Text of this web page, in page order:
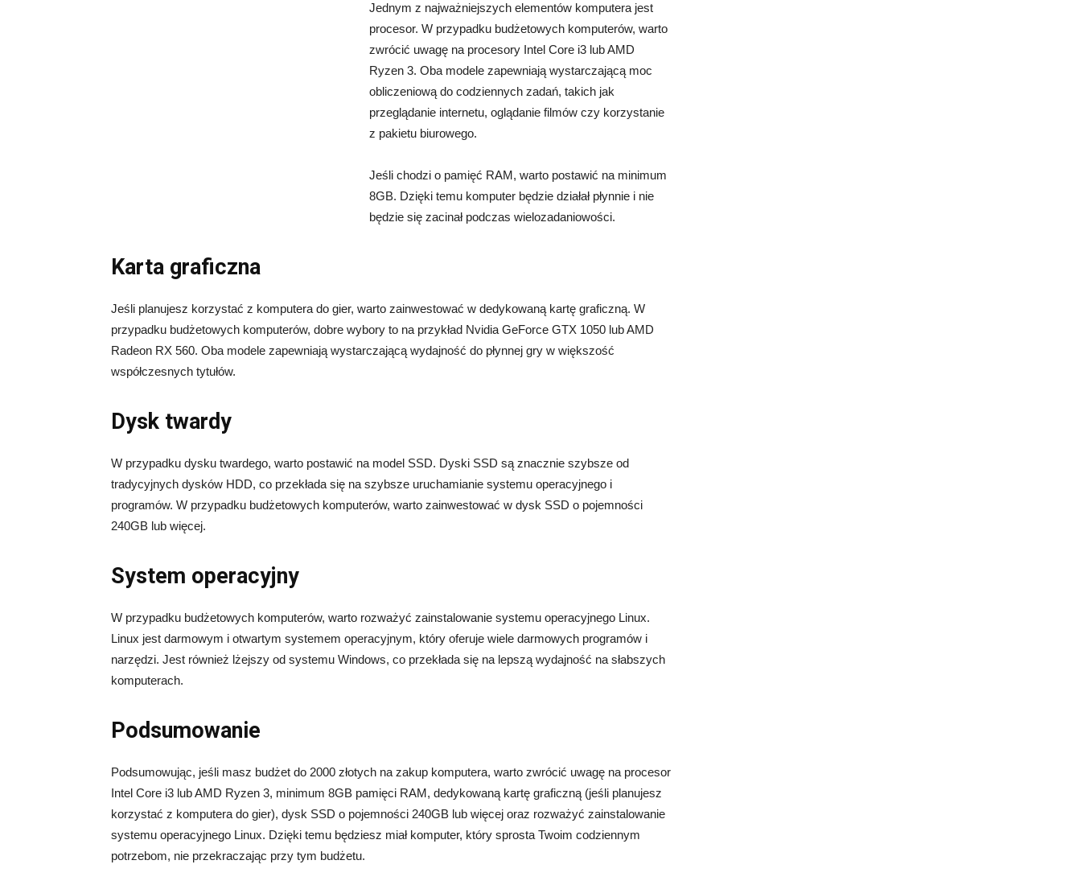
Jednym z najważniejszych elementów komputera jest
procesor. W przypadku budżetowych komputerów, warto
zwrócić uwagę na procesory Intel Core i3 lub AMD
Ryzen 3. Oba modele zapewniają wystarczającą moc
obliczeniową do codziennych zadań, takich jak
przeglądanie internetu, oglądanie filmów czy korzystanie
z pakietu biurowego.
Jeśli chodzi o pamięć RAM, warto postawić na minimum
8GB. Dzięki temu komputer będzie działał płynnie i nie
będzie się zacinał podczas wielozadaniowości.
Karta graficzna
Jeśli planujesz korzystać z komputera do gier, warto zainwestować w dedykowaną kartę graficzną. W
przypadku budżetowych komputerów, dobre wybory to na przykład Nvidia GeForce GTX 1050 lub AMD
Radeon RX 560. Oba modele zapewniają wystarczającą wydajność do płynnej gry w większość
współczesnych tytułów.
Dysk twardy
W przypadku dysku twardego, warto postawić na model SSD. Dyski SSD są znacznie szybsze od
tradycyjnych dysków HDD, co przekłada się na szybsze uruchamianie systemu operacyjnego i
programów. W przypadku budżetowych komputerów, warto zainwestować w dysk SSD o pojemności
240GB lub więcej.
System operacyjny
W przypadku budżetowych komputerów, warto rozważyć zainstalowanie systemu operacyjnego Linux.
Linux jest darmowym i otwartym systemem operacyjnym, który oferuje wiele darmowych programów i
narzędzi. Jest również lżejszy od systemu Windows, co przekłada się na lepszą wydajność na słabszych
komputerach.
Podsumowanie
Podsumowując, jeśli masz budżet do 2000 złotych na zakup komputera, warto zwrócić uwagę na procesor
Intel Core i3 lub AMD Ryzen 3, minimum 8GB pamięci RAM, dedykowaną kartę graficzną (jeśli planujesz
korzystać z komputera do gier), dysk SSD o pojemności 240GB lub więcej oraz rozważyć zainstalowanie
systemu operacyjnego Linux. Dzięki temu będziesz miał komputer, który sprosta Twoim codziennym
potrzebom, nie przekraczając przy tym budżetu.